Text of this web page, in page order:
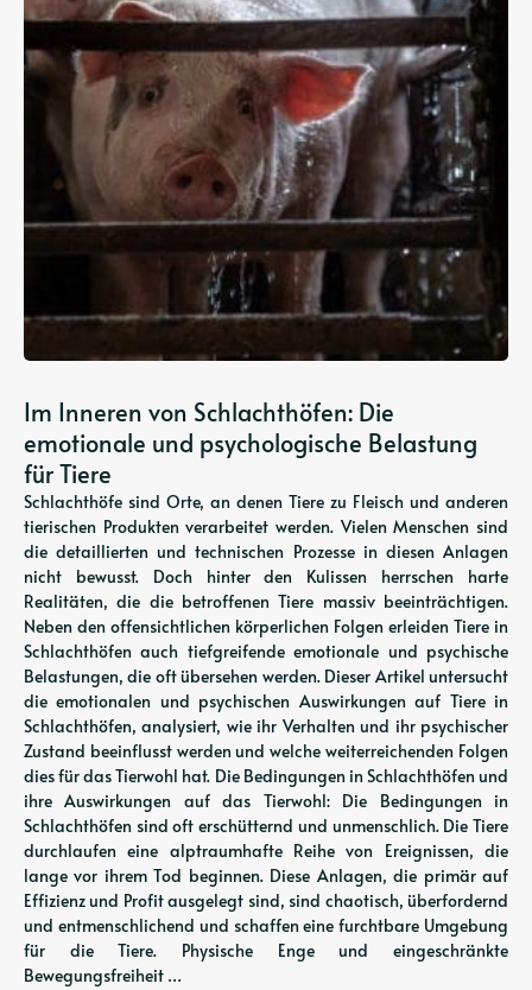
Im Inneren von Schlachthöfen: Die
emotionale und psychologische Belastung
für Tiere
Schlachthöfe sind Orte, an denen Tiere zu Fleisch und anderen
tierischen Produkten verarbeitet werden. Vielen Menschen sind
die detaillierten und technischen Prozesse in diesen Anlagen
nicht bewusst. Doch hinter den Kulissen herrschen harte
Realitäten, die die betroffenen Tiere massiv beeinträchtigen.
Neben den offensichtlichen körperlichen Folgen erleiden Tiere in
Schlachthöfen auch tiefgreifende emotionale und psychische
Belastungen, die oft übersehen werden. Dieser Artikel untersucht
die emotionalen und psychischen Auswirkungen auf Tiere in
Schlachthöfen, analysiert, wie ihr Verhalten und ihr psychischer
Zustand beeinflusst werden und welche weiterreichenden Folgen
dies für das Tierwohl hat. Die Bedingungen in Schlachthöfen und
ihre Auswirkungen auf das Tierwohl: Die Bedingungen in
Schlachthöfen sind oft erschütternd und unmenschlich. Die Tiere
durchlaufen eine alptraumhafte Reihe von Ereignissen, die
lange vor ihrem Tod beginnen. Diese Anlagen, die primär auf
Effizienz und Profit ausgelegt sind, sind chaotisch, überfordernd
und entmenschlichend und schaffen eine furchtbare Umgebung
für die Tiere. Physische Enge und eingeschränkte
Bewegungsfreiheit …